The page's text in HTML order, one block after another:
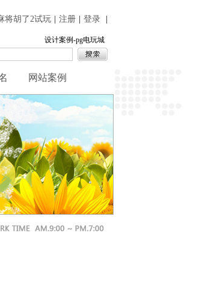
将胡了2试玩 注册 登录
设计案例-pg电玩城
网站案例